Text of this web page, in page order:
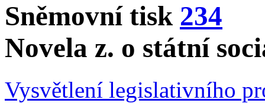
Sněmovní tisk 234
Novela z. o státní
Vysvětlení legislativního